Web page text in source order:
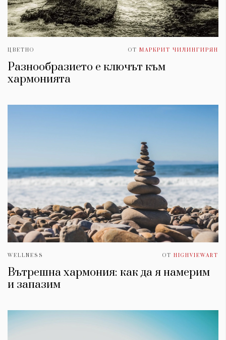
ЦВЕТНО ОТ МАРКРИТ ЧИЛИНГИРЯН
Разнообразието е ключът към
хармонията
WELLNESS ОТ HIGHVIEWART
Вътрешна хармония: как да я намерим
и запазим